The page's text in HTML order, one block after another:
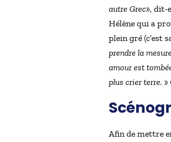
autre Grec», dit-
Hélène qui a
plein gré (c’est
prendre la
amour est
plus crier terre.
Afin de mettre